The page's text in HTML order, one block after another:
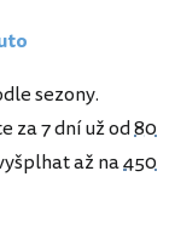
sezony.
za 7 dní už od80
až na450